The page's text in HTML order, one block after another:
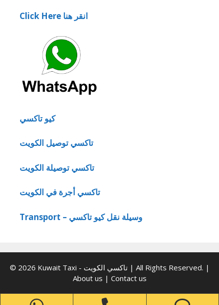
Click Here انقر هنا
كيو تاكسي
تاكسي توصيل الكويت
تاكسي توصيلة الكويت
تاكسي أجرة في الكويت
Transport – وسيلة نقل كيو تاكسي
© 2026 Kuwait Taxi - تاكسي الكويت | All Rights Reserved. |
About us | Contact us